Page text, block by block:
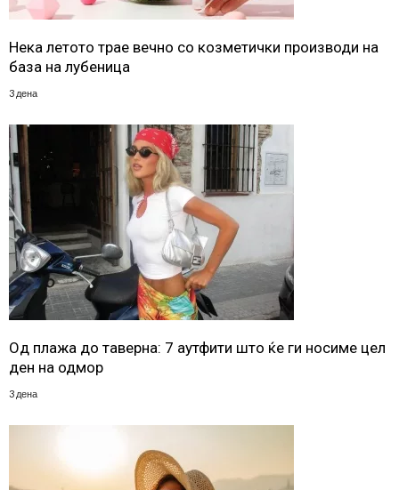
Нека летото трае вечно со козметички производи на
база на лубеница
3 дена
Од плажа до таверна: 7 аутфити што ќе ги носиме цел
ден на одмор
3 дена